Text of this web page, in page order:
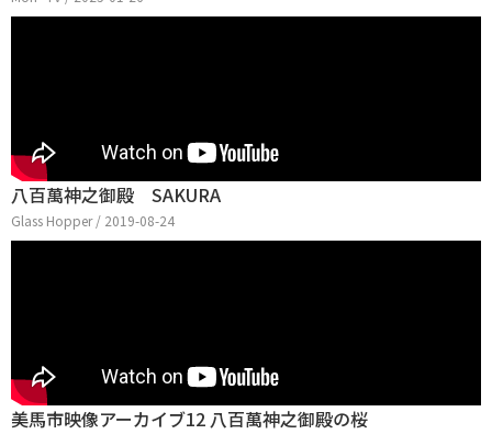
八百萬神之御殿 SAKURA
Glass Hopper / 2019-08-24
美馬市映像アーカイブ12 八百萬神之御殿の桜